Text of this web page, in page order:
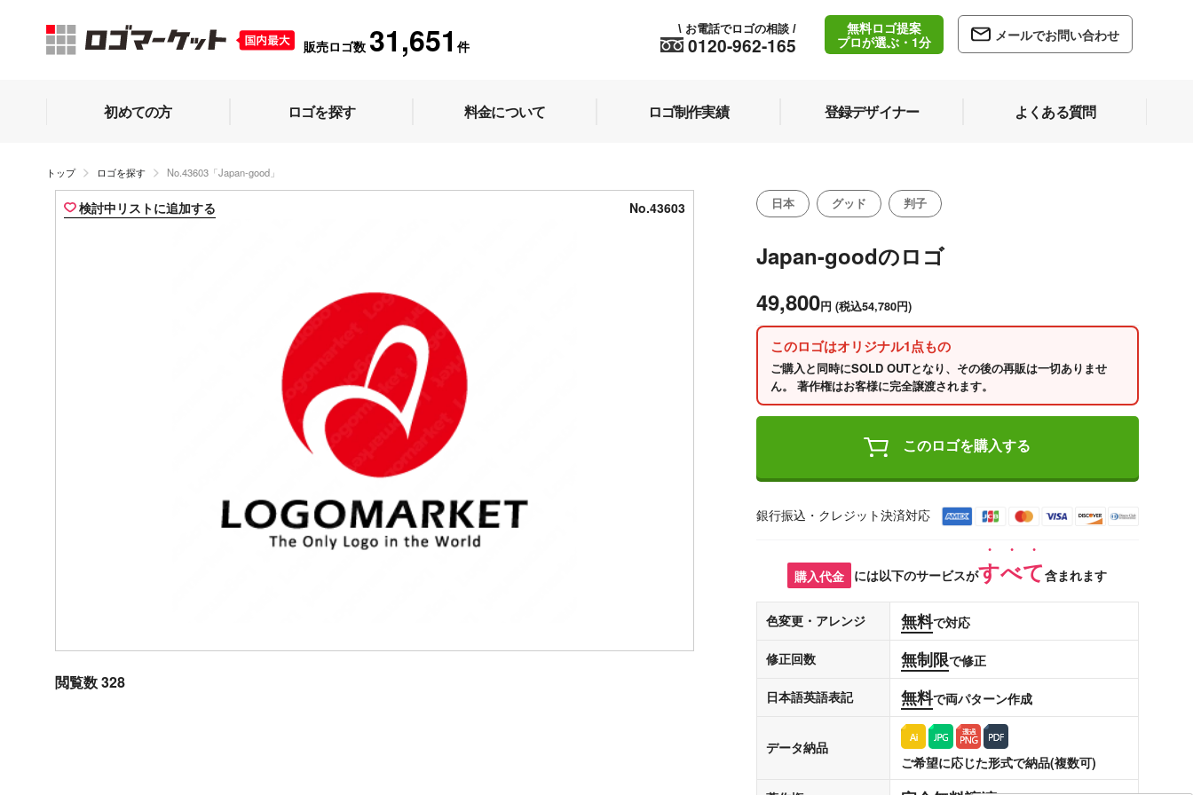
販売ロゴ数 31,651 件 0120-962-165
\ お電話でロゴの相談 /
無料ロゴ提案
プロが選ぶ・1分
メールでお問い合わせ
初めての方 ロゴを探す 料金について ロゴ制作実績 登録デザイナー よくある質問
トップ ロゴを探す No.43603「Japan-good」
検討中リストに追加する No.43603
閲覧数 328
日本 グッド 判子
Japan-goodのロゴ
49,800円 (税込54,780円)
このロゴはオリジナル1点もの
ご購入と同時にSOLD OUTとなり、その後の再販は一切ありませ
ん。 著作権はお客様に完全譲渡されます。
このロゴを購入する
銀行振込・クレジット決済対応
購入代金 には以下のサービスがすべて含まれます
色変更・アレンジ 無料で対応
修正回数 無制限で修正
日本語英語表記 無料で両パターン作成
データ納品
ご希望に応じた形式で納品(複数可)